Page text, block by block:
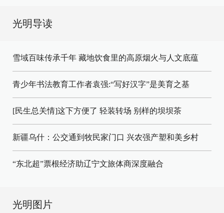
光明导读
雪域百味传承千年 藏地饮食里的高原烟火与人文底蕴
青少年书法教育工作者袁强:“写好汉字”是美育之基
[民生总关情]这下方便了 轻装转场 别样的坝坝茶
新疆乌什：公交通到牧民家门口 兴农强产塑和美乡村
“东北超”票根经济助辽宁文旅体商深度融合
光明图片